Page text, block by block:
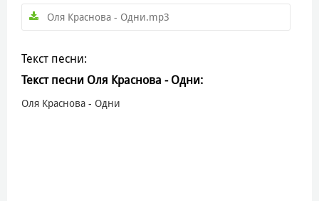
Оля Краснова - Одни.mp3
Текст песни:
Текст песни Оля Краснова - Одни:
Оля Краснова - Одни